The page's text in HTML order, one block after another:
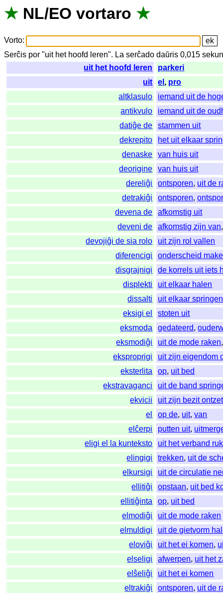
★ NL/EO vortaro ★
Vorto:
Serĉis por "uit het hoofd leren". La serĉado daŭris 0,015
uit het hoofd leren
parkeri
uit
el , pro
altklasulo
iemand uit de
antikvulo
iemand uit de
datiĝe de
stammen uit
dekrepito
het uit elkaar
denaske
van huis uit
deorigine
van huis uit
dereliĝi
ontsporen, uit de
detrakiĝi
ontsporen,
devena de
afkomstig uit
deveni de
afkomstig zijn van
devojiĝi de sia rolo
uit zijn rol vallen
diferencigi
onderscheid
disgrajnigi
de korrels uit iets
displekti
uit elkaar halen
dissalti
uit elkaar springen
eksigi el
stoten uit
eksmoda
gedateerd,
eksmodiĝi
uit de mode raken
eksproprigi
uit zijn eigendom
eksterlita
op, uit bed
ekstravaganci
uit de band
ekvicii
uit zijn bezit
el
op de, uit,van
elĉerpi
putten uit,
eligi el la kunteksto
uit het verband
elingigi
trekken, uit de
elkursigi
uit de circulatie
ellitiĝi
opstaan, uit bed
ellitiĝinta
op, uit bed
elmodiĝi
uit de mode raken
elmuldigi
uit de gietvorm
eloviĝi
uit het ei komen,
elseligi
afwerpen, uit het
elŝeliĝi
uit het ei komen
eltrakiĝi
ontsporen, uit de